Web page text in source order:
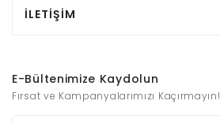
İLETİŞİM
E-Bültenimize Kaydolun
Fırsat ve Kampanyalarımızı Kaçırmayın!